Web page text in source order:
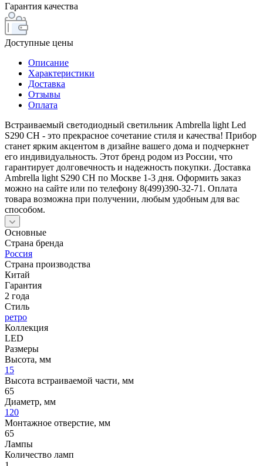
Гарантия качества
Доступные цены
Описание
Характеристики
Доставка
Отзывы
Оплата
Встраиваемый светодиодный светильник Ambrella light Led
S290 CH - это прекрасное сочетание стиля и качества! Прибор
станет ярким акцентом в дизайне вашего дома и подчеркнет
его индивидуальность. Этот бренд родом из России, что
гарантирует долговечность и надежность покупки. Доставка
Ambrella light S290 CH по Москве 1-3 дня. Оформить заказ
можно на сайте или по телефону 8(499)390-32-71. Оплата
товара возможна при получении, любым удобным для вас
способом.
Основные
Страна бренда
Россия
Страна производства
Китай
Гарантия
2 года
Стиль
ретро
Коллекция
LED
Размеры
Высота, мм
15
Высота встраиваемой части, мм
65
Диаметр, мм
120
Монтажное отверстие, мм
65
Лампы
Количество ламп